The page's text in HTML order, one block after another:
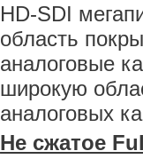
HD-SDI
область
аналоговые
широкую
аналоговых
Не сжатое